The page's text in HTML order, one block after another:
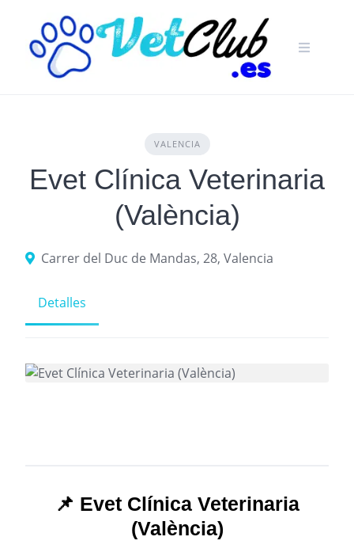
content
VALENCIA
Evet Clínica Veterinaria
(València)
Carrer del Duc de Mandas, 28, Valencia
Detalles
📌 Evet Clínica Veterinaria
(València)